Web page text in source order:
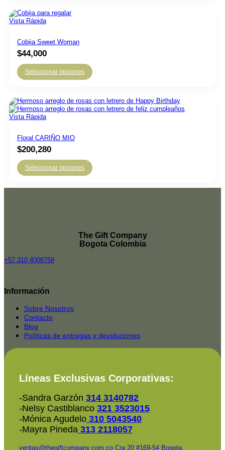
Vista Rápida
Cobija Sweet Woman
$44,000
Seleccionar opciones
Vista Rápida
Floral CARIÑO MIO
$200,280
Seleccionar opciones
The Gift Company
Bogota Colombia
+57 310 4008758
Rated
2025-
Información
Sobre Nosotros
Contacto
Blog
Políticas de entregas y devoluciones
Líneas Exclusivas Corporativas:
-Sandra Garzón 314 3140782
-Nelsy Castiblanco 321 3523015
-Mónica Agudelo 310 5043540
-Mayra Pineda 313 2118057
ventas@thegiftcompany.com.co Cra 20 #169-54 Bogota,